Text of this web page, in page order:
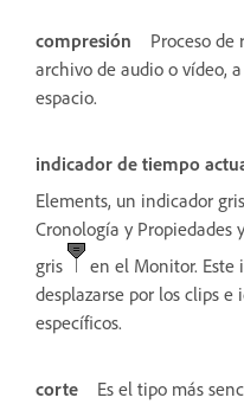
compresión
Proceso de
archivo de audio o vídeo,
espacio.
indicador de tiempo
Elements, un indicador
Cronología y Propiedades
gris
en el Monitor. Este
desplazarse por los clips
específicos.
corte Es el tipo más